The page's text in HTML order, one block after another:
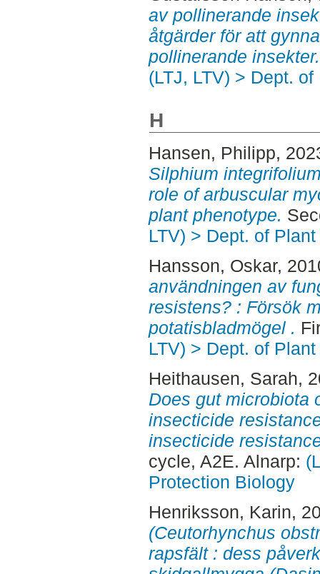
av pollinerande
åtgärder för att
pollinerande insekter.
(LTJ, LTV) > Dept.
H
Hansen, Philipp,
Silphium
role of arbuscular
plant phenotype.
LTV) > Dept. of
Hansson, Oskar,
användningen av
resistens? : Försök
potatisbladmögel .
LTV) > Dept. of
Heithausen, Sarah,
Does gut microbiota
insecticide
insecticide
cycle, A2E. Alnarp:
Protection Biology
Henriksson, Karin,
(Ceutorhynchus
rapsfält : dess